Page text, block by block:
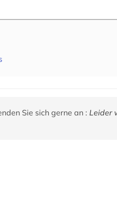
Sie sich gerne an : Leider